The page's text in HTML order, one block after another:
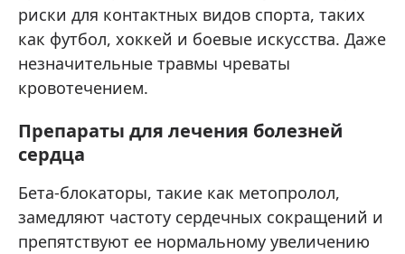
риски для контактных видов спорта, таких
как футбол, хоккей и боевые искусства. Даже
незначительные травмы чреваты
кровотечением.
Препараты для лечения болезней
сердца
Бета-блокаторы, такие как метопролол,
замедляют частоту сердечных сокращений и
препятствуют ее нормальному увеличению